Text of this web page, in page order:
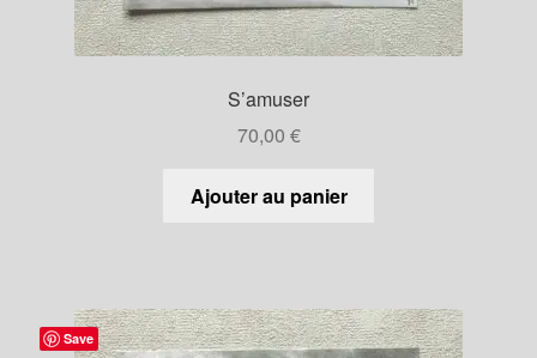
S’amuser
70,00 €
Ajouter au panier
Save